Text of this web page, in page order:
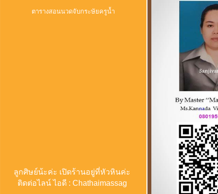
ตารางสอนนวดจับกระษัยครูน้ำ
ลูกศิษย์น้ะค่ะ เปิดร้านอยู่ที่หัวหินค่ะ
ติดต่อไลน์ ไอดี : Chathaimassag